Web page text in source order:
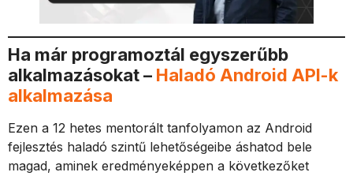
Ha már programoztál egyszerűbb
alkalmazásokat – Haladó Android API-k
alkalmazása
Ezen a 12 hetes mentorált tanfolyamon az Android
fejlesztés haladó szintű lehetőségeibe áshatod bele
magad, aminek eredményeképpen a következőket